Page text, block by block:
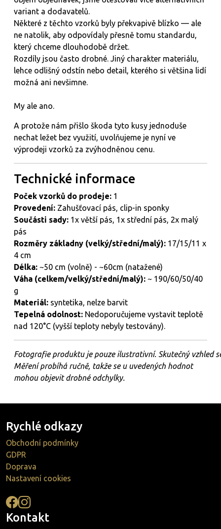
variant a dodavatelů.
Některé z těchto vzorků byly překvapivě blízko — ale
ne natolik, aby odpovídaly přesně tomu standardu,
který chceme dlouhodobě držet.
Rozdíly jsou často drobné. Jiný charakter materiálu,
lehce odlišný odstín nebo detail, kterého si většina lidí
možná ani nevšimne.
My ale ano.
A protože nám přišlo škoda tyto kusy jednoduše
nechat ležet bez využití, uvolňujeme je nyní ve
výprodeji vzorků za zvýhodněnou cenu.
Technické informace
Poček vzorků do prodeje: 1
Provedení: Zahušťovací pás, clip-in sponky
Součásti sady: 1x větší pás, 1x střední pás, 2x malý
pás
Rozměry základny (velký/střední/malý): 17/15/11 x
4 cm
Délka: ~50 cm (volně) - ~60cm (natažené)
Váha (celkem/velký/střední/malý): ~ 190/60/50/40
g
Materiál: syntetika, nelze barvit
Tepelná odolnost: Nedoporučujeme vystavit teplotě
nad 120°C (vyšší teploty nebyly testovány).
Fotografie produktu je pouze ilustrativní. Skutečný vzhled
Měření probíhá ručně, takže se u uvedených hodnot
mohou objevit drobné odchylky.
Rychlé odkazy
Obchodní podmínky
GDPR
Doprava
Nastavení cookies
Kontakt